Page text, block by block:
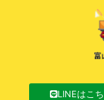
LINEはこ